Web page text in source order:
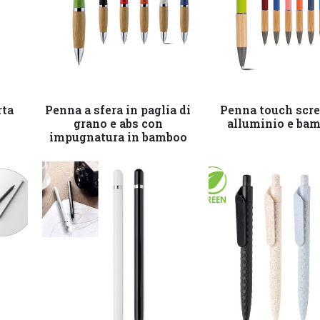
Leggi tutto
Penna a sfera in paglia di
grano e abs con
impugnatura in bamboo
Leggi tutto
Penna touch
alluminio e